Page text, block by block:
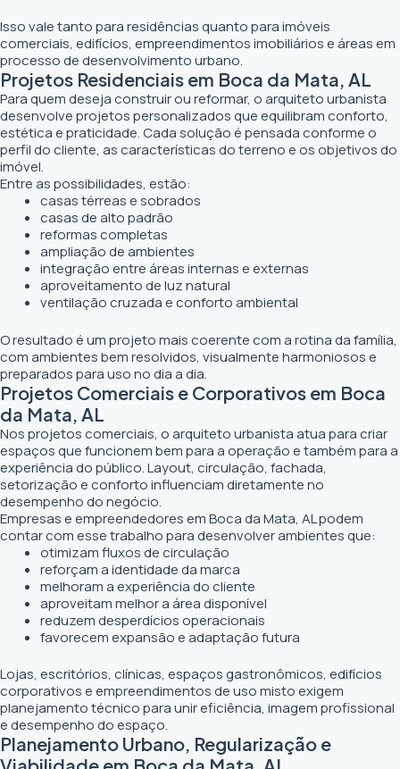
Isso vale tanto para residências quanto para imóveis
comerciais, edifícios, empreendimentos imobiliários e áreas em
processo de desenvolvimento urbano.
Projetos Residenciais em Boca da Mata, AL
Para quem deseja construir ou reformar, o arquiteto urbanista
desenvolve projetos personalizados que equilibram conforto,
estética e praticidade. Cada solução é pensada conforme o
perfil do cliente, as características do terreno e os objetivos do
imóvel.
Entre as possibilidades, estão:
casas térreas e sobrados
casas de alto padrão
reformas completas
ampliação de ambientes
integração entre áreas internas e externas
aproveitamento de luz natural
ventilação cruzada e conforto ambiental
O resultado é um projeto mais coerente com a rotina da família,
com ambientes bem resolvidos, visualmente harmoniosos e
preparados para uso no dia a dia.
Projetos Comerciais e Corporativos em Boca
da Mata, AL
Nos projetos comerciais, o arquiteto urbanista atua para criar
espaços que funcionem bem para a operação e também para a
experiência do público. Layout, circulação, fachada,
setorização e conforto influenciam diretamente no
desempenho do negócio.
Empresas e empreendedores em Boca da Mata, AL podem
contar com esse trabalho para desenvolver ambientes que:
otimizam fluxos de circulação
reforçam a identidade da marca
melhoram a experiência do cliente
aproveitam melhor a área disponível
reduzem desperdícios operacionais
favorecem expansão e adaptação futura
Lojas, escritórios, clínicas, espaços gastronômicos, edifícios
corporativos e empreendimentos de uso misto exigem
planejamento técnico para unir eficiência, imagem profissional
e desempenho do espaço.
Planejamento Urbano, Regularização e